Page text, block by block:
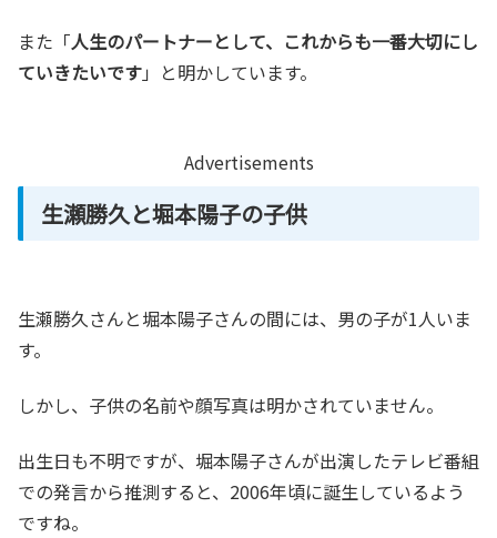
また「人生のパートナーとして、これからも一番大切にし
ていきたいです」と明かしています。
Advertisements
生瀬勝久と堀本陽子の子供
生瀬勝久さんと堀本陽子さんの間には、男の子が1人いま
す。
しかし、子供の名前や顔写真は明かされていません。
出生日も不明ですが、堀本陽子さんが出演したテレビ番組
での発言から推測すると、2006年頃に誕生しているよう
ですね。